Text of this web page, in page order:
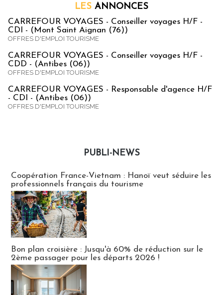
LES ANNONCES
CARREFOUR VOYAGES - Conseiller voyages H/F -
CDI - (Mont Saint Aignan (76))
OFFRES D'EMPLOI TOURISME
CARREFOUR VOYAGES - Conseiller voyages H/F -
CDD - (Antibes (06))
OFFRES D'EMPLOI TOURISME
CARREFOUR VOYAGES - Responsable d'agence H/F
- CDI - (Antibes (06))
OFFRES D'EMPLOI TOURISME
PUBLI-NEWS
Coopération France-Vietnam : Hanoï veut séduire les
professionnels français du tourisme
Bon plan croisière : Jusqu'à 60% de réduction sur le
2ème passager pour les départs 2026 !